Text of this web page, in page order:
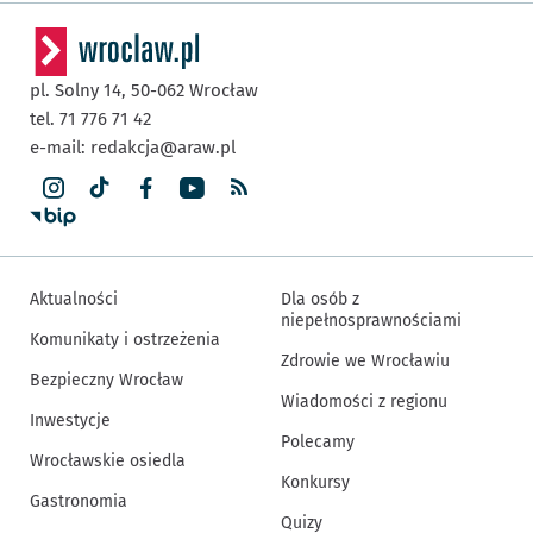
pl. Solny 14, 50-062 Wrocław
tel. 71 776 71 42
e-mail: redakcja@araw.pl
Aktualności
Komunikaty i ostrzeżenia
Bezpieczny Wrocław
Inwestycje
Wrocławskie osiedla
Gastronomia
Dla osób z
niepełnosprawnościami
Zdrowie we Wrocławiu
Wiadomości z regionu
Polecamy
Konkursy
Quizy